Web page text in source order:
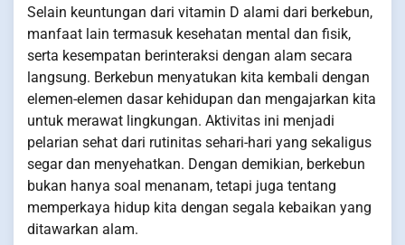
Selain keuntungan dari vitamin D alami dari berkebun,
manfaat lain termasuk kesehatan mental dan fisik,
serta kesempatan berinteraksi dengan alam secara
langsung. Berkebun menyatukan kita kembali dengan
elemen-elemen dasar kehidupan dan mengajarkan kita
untuk merawat lingkungan. Aktivitas ini menjadi
pelarian sehat dari rutinitas sehari-hari yang sekaligus
segar dan menyehatkan. Dengan demikian, berkebun
bukan hanya soal menanam, tetapi juga tentang
memperkaya hidup kita dengan segala kebaikan yang
ditawarkan alam.